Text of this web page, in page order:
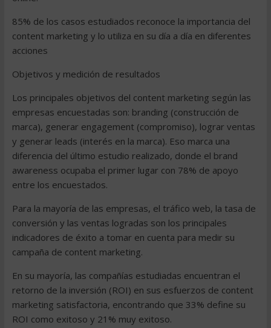
85% de los casos estudiados reconoce la importancia del
content marketing y lo utiliza en su día a día en diferentes
acciones
Objetivos y medición de resultados
Los principales objetivos del content marketing según las
empresas encuestadas son: branding (construcción de
marca), generar engagement (compromiso), lograr ventas
y generar leads (interés en la marca). Eso marca una
diferencia del último estudio realizado, donde el brand
awareness ocupaba el primer lugar con 78% de apoyo
entre los encuestados.
Para la mayoría de las empresas, el tráfico web, la tasa de
conversión y las ventas logradas son los principales
indicadores de éxito a tomar en cuenta para medir su
campaña de content marketing.
En su mayoría, las compañías estudiadas encuentran el
retorno de la inversión (ROI) en sus esfuerzos de content
marketing satisfactoria, encontrando que 33% define su
ROI como exitoso y 21% muy exitoso.